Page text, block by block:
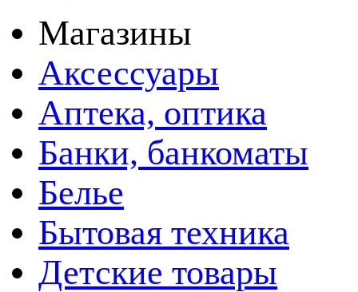
Магазины
Аксессуары
Аптека, оптика
Банки, банкоматы
Белье
Бытовая техника
Детские товары